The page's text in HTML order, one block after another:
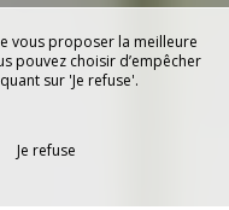
vous proposer la meilleure
pouvez choisir d’empêcher
sur 'Je refuse'.
Je refuse